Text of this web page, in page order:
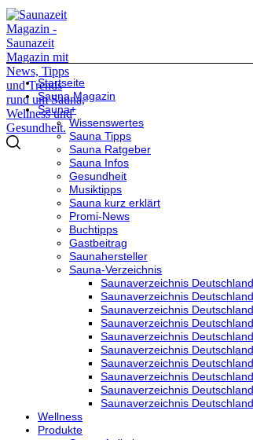
Startseite
Sauna Magazin
Sauna+
Wissenswertes
Sauna Tipps
Sauna Ratgeber
Sauna Infos
Gesundheit
Musiktipps
Sauna kurz erklärt
Promi-News
Buchtipps
Gastbeitrag
Saunahersteller
Sauna-Verzeichnis
Saunaverzeichnis
Saunaverzeichnis
Saunaverzeichnis
Saunaverzeichnis
Saunaverzeichnis
Saunaverzeichnis
Saunaverzeichnis
Saunaverzeichnis
Saunaverzeichnis
Saunaverzeichnis
Wellness
Produkte